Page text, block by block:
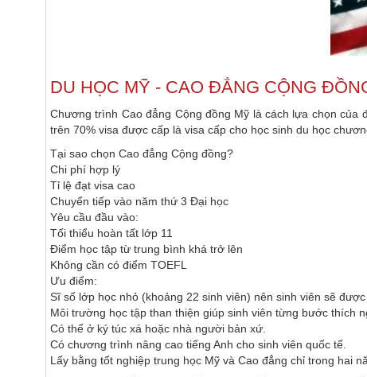
DU HỌC MỸ - CAO ĐẲNG CỘNG
Chương trình Cao đẳng Cộng đồng Mỹ là cách lựa chọn của
trên 70% visa được cấp là visa cấp cho học sinh du học
Tại sao chọn Cao đẳng Cộng đồng?
Chi phí hợp lý
Tỉ lệ đạt visa cao
Chuyển tiếp vào năm thứ 3 Đại học
Yêu cầu đầu vào:
Tối thiểu hoàn tất lớp 11
Điểm học tập từ trung bình khá trở lên
Không cần có điểm TOEFL
Ưu điểm:
Sĩ số lớp học nhỏ (khoảng 22 sinh viên) nên sinh viên sẽ
Môi trường học tập than thiện giúp sinh viên từng bước thích
Có thể ở ký túc xá hoặc nhà người bản xứ.
Có chương trình nâng cao tiếng Anh cho sinh viên quốc tế.
Lấy bằng tốt nghiệp trung học Mỹ và Cao đẳng chỉ trong hai